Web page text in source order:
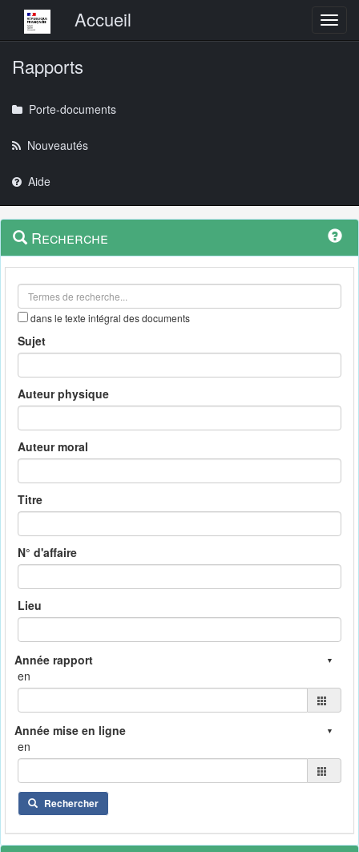
Menu principalAccueil
Rapports
Porte-documents
Nouveautés
Aide
Navigation
outils
Menu
contextuel
Recherche
dans le texte intégral des documents
Sujet
Auteur physique
Auteur moral
Titre
N° d'affaire
Lieu
en
en
Rechercher